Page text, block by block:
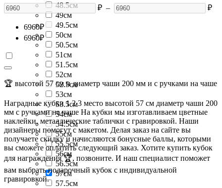
48.5см
49см
49.5см
50см
50.5см
51см
51.5см
52см
52.5см
53см
53.5см
54см
54.5см
55см
55.5см
56см
56.5см
57см
57.5см
₽ – ₽
6960₽
6960₽
🏆 высотой 57 см и диаметр чаши 200 мм и с ручками на чаше
Наградные кубки 1 2 3 место высотой 57 см диаметр чаши 200
мм с ручками на чаше На кубки мы изготавливаем цветные
наклейки, металлические таблички с гравировкой. Наши
дизайнеры помогут с макетом. Делая заказ на сайте вы
получаете скидку и начисляются бонусные баллы, которыми
вы сможете оплатить следующий заказ. Хотите купить кубок
для награждения 🏆, позвоните. И наш специалист поможет
вам выбрать подарочный кубок с индивидуальной
гравировкой.